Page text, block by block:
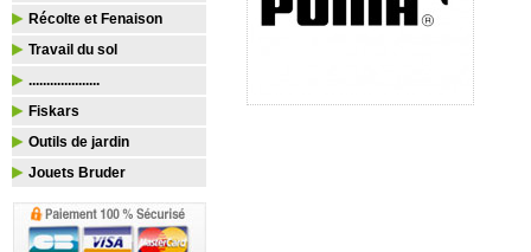
Récolte et Fenaison
Travail du sol
....................
Fiskars
Outils de jardin
Jouets Bruder